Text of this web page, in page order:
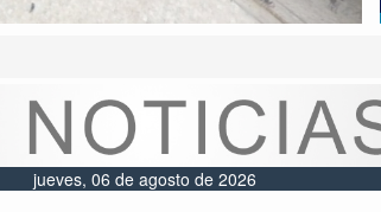
jueves, 06 de agosto de 2026